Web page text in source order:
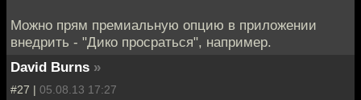
Можно прям премиальную опцию в приложении
внедрить - "Дико просраться", например.
David Burns »
#27 | 05.08.13 17:27